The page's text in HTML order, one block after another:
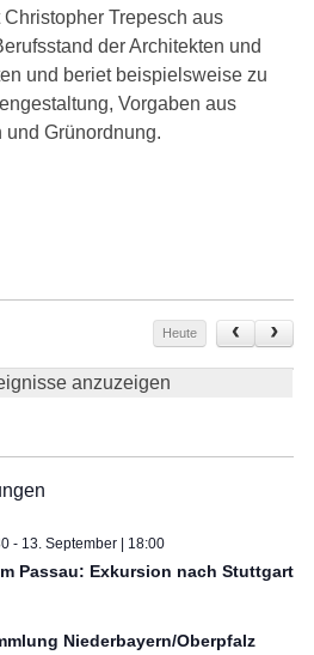
Trepesch aus
der Architekten und
und beriet beispielsweise zu
Vorgaben aus
Grünordnung.
Heute
anzuzeigen
- 13. September | 18:00
Passau: Exkursion nach Stuttgart
Niederbayern/Oberpfalz